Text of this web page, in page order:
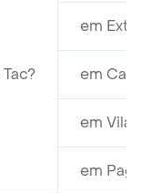
em
em
em Vila
em